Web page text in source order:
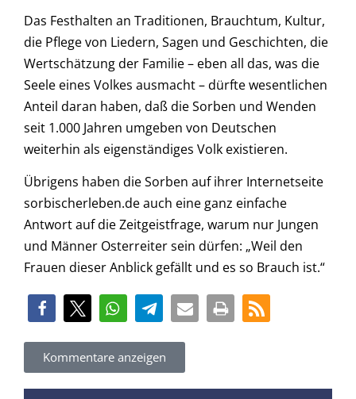
Das Festhalten an Traditionen, Brauchtum, Kultur,
die Pflege von Liedern, Sagen und Geschichten, die
Wertschätzung der Familie – eben all das, was die
Seele eines Volkes ausmacht – dürfte wesentlichen
Anteil daran haben, daß die Sorben und Wenden
seit 1.000 Jahren umgeben von Deutschen
weiterhin als eigenständiges Volk existieren.
Übrigens haben die Sorben auf ihrer Internetseite
sorbischerleben.de auch eine ganz einfache
Antwort auf die Zeitgeistfrage, warum nur Jungen
und Männer Osterreiter sein dürfen: „Weil den
Frauen dieser Anblick gefällt und es so Brauch ist.“
Kommentare anzeigen